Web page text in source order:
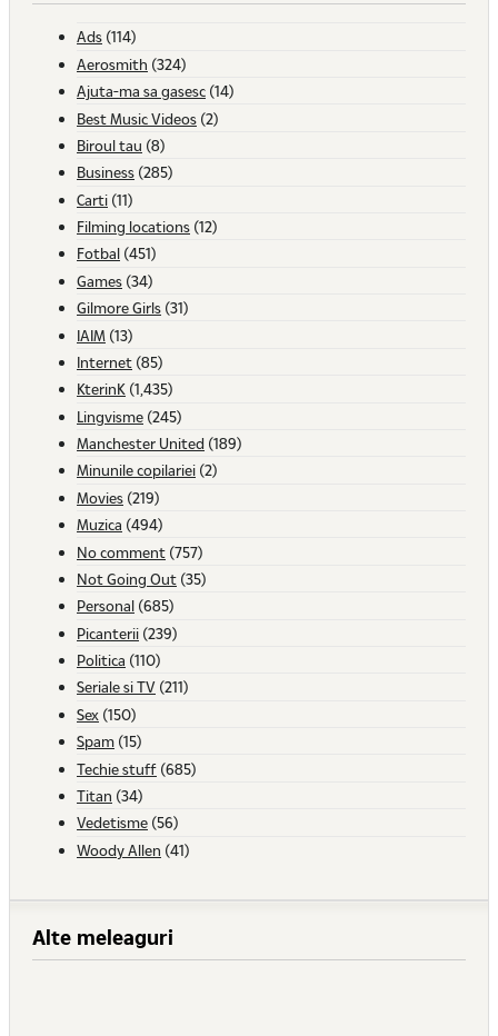
Ads (114)
Aerosmith (324)
Ajuta-ma sa gasesc (14)
Best Music Videos (2)
Biroul tau (8)
Business (285)
Carti (11)
Filming locations (12)
Fotbal (451)
Games (34)
Gilmore Girls (31)
IAIM (13)
Internet (85)
KterinK (1,435)
Lingvisme (245)
Manchester United (189)
Minunile copilariei (2)
Movies (219)
Muzica (494)
No comment (757)
Not Going Out (35)
Personal (685)
Picanterii (239)
Politica (110)
Seriale si TV (211)
Sex (150)
Spam (15)
Techie stuff (685)
Titan (34)
Vedetisme (56)
Woody Allen (41)
Alte meleaguri